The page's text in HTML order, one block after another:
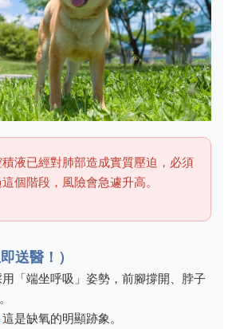
液已經對肺部造成實質壓迫，必須
個階段，風險會急遽升高。
送醫！）
「端坐呼吸」姿勢，前腳撐開、脖子
這是缺氧的明顯跡象。